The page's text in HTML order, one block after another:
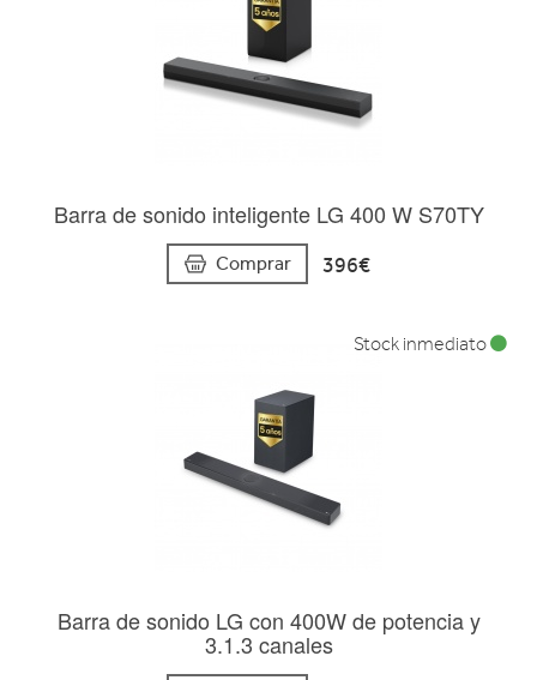
Barra de sonido inteligente LG 400 W S70TY
Comprar 396€
Barra de sonido LG con 400W de potencia y
3.1.3 canales
Stock inmediato